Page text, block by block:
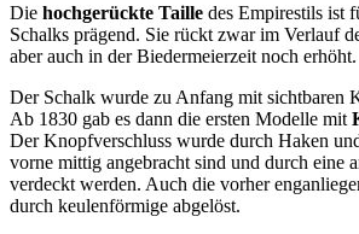
Die hochgerückte Taille des Empirestils ist
Schalks prägend. Sie rückt zwar im Verlauf
aber auch in der Biedermeierzeit noch erhöht.
Der Schalk wurde zu Anfang mit sichtbaren
Ab 1830 gab es dann die ersten Modelle mit
Der Knopfverschluss wurde durch Haken
vorne mittig angebracht sind und durch eine
verdeckt werden. Auch die vorher
durch keulenförmige abgelöst.